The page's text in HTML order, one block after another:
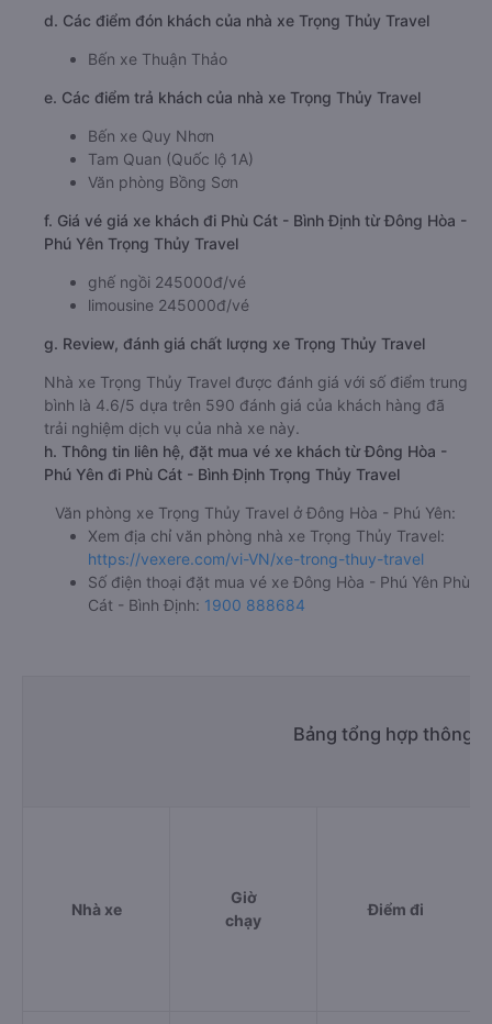
d. Các điểm đón khách của nhà xe Trọng Thủy Travel
Bến xe Thuận Thảo
e. Các điểm trả khách của nhà xe Trọng Thủy Travel
Bến xe Quy Nhơn
Tam Quan (Quốc lộ 1A)
Văn phòng Bồng Sơn
f. Giá vé giá xe khách đi Phù Cát - Bình Định từ Đông Hòa -
Phú Yên Trọng Thủy Travel
ghế ngồi 245000đ/vé
limousine 245000đ/vé
g. Review, đánh giá chất lượng xe Trọng Thủy Travel
Nhà xe Trọng Thủy Travel được đánh giá với số điểm trung
bình là 4.6/5 dựa trên 590 đánh giá của khách hàng đã
trải nghiệm dịch vụ của nhà xe này.
h. Thông tin liên hệ, đặt mua vé xe khách từ Đông Hòa -
Phú Yên đi Phù Cát - Bình Định Trọng Thủy Travel
Văn phòng xe Trọng Thủy Travel ở Đông Hòa - Phú Yên:
Xem địa chỉ văn phòng nhà xe Trọng Thủy Travel:
https://vexere.com/vi-VN/xe-trong-thuy-travel
Số điện thoại đặt mua vé xe Đông Hòa - Phú Yên Phù
Cát - Bình Định: 1900 888684
Bảng tổng hợp thông
Nhà xe
Giờ
chạy
Điểm đi